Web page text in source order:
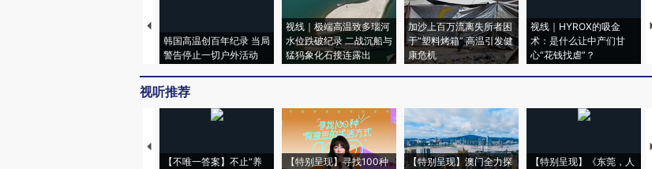
韩国高温创百年纪录 当局
警告停止一切户外活动
视线｜极端高温致多瑙河
水位跌破纪录 二战沉船与
猛犸象化石接连露出
加沙上百万流离失所者困
于“塑料烤箱” 高温引发健
康危机
视线｜HYROX的吸金
术：是什么让中产们甘
心“花钱找虐”？
视听推荐
【不唯一答案】不止“养
【特别呈现】寻找100种
【特别呈现】澳门全力探
【特别呈现】《东莞，人